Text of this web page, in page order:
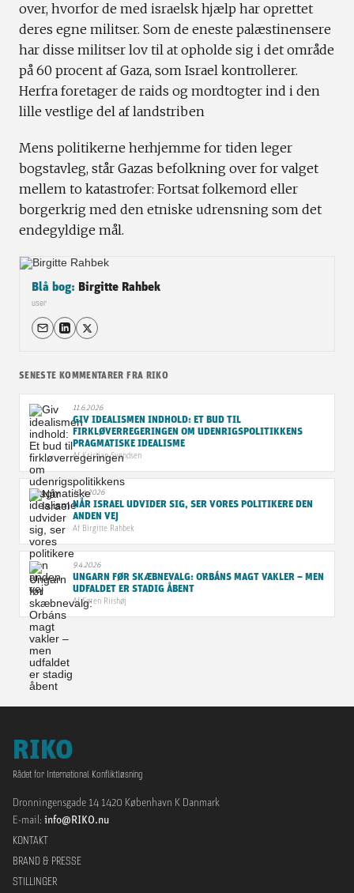
over, hvorfor de med israelsk hjælp har oprettet
deres egne militser. Som de eneste palæstinensere
har disse militser lov til at opholde sig i det område
på 60 procent af Gaza, som Israel kontrollerer.
Herfra foretager de raids og mordtogter ind i den
lille vestlige del af landstriben
Mens politikerne herhjemme for tiden leger
bogstavleg, står Gazas befolkning over for valget
mellem to katastrofer: Fortsat folkemord eller
borgerkrig med den etniske udrensning som det
endegyldige mål.
Blå bog: Birgitte Rahbek
user
SENESTE KOMMENTARER FRA RIKO
11.6.2026
GIV IDEALISMEN INDHOLD: ET BUD TIL
FIRKLØVERREGERINGEN OM UDENRIGSPOLITIKKENS
PRAGMATISKE IDEALISME
AfKristian Svendsen
10.4.2026
NÅR ISRAEL UDVIDER SIG, SER VORES POLITIKERE DEN
ANDEN VEJ
Af Birgitte Rahbek
9.4.2026
UNGARN FØR SKÆBNEVALG: ORBÁNS MAGT VAKLER – MEN
UDFALDET ER STADIG ÅBENT
AfSøren Riishøj
RIKO
Rådet for International Konfliktløsning
Dronningensgade 14 1420 København K Danmark
E-mail: info@RIKO.nu
KONTAKT
BRAND & PRESSE
STILLINGER